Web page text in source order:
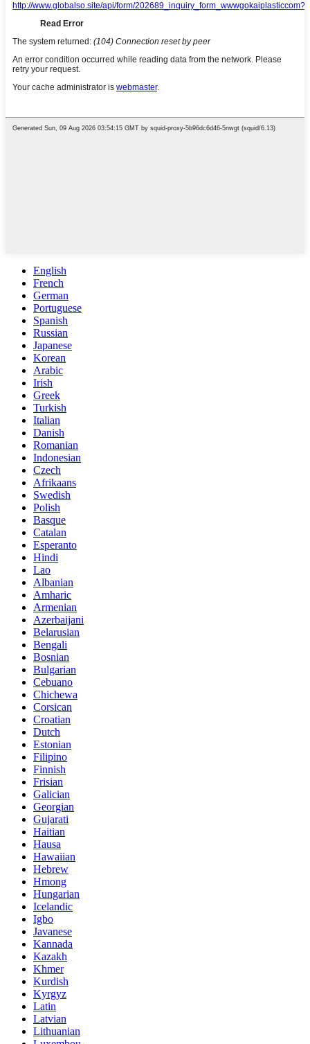
English
French
German
Portuguese
Spanish
Russian
Japanese
Korean
Arabic
Irish
Greek
Turkish
Italian
Danish
Romanian
Indonesian
Czech
Afrikaans
Swedish
Polish
Basque
Catalan
Esperanto
Hindi
Lao
Albanian
Amharic
Armenian
Azerbaijani
Belarusian
Bengali
Bosnian
Bulgarian
Cebuano
Chichewa
Corsican
Croatian
Dutch
Estonian
Filipino
Finnish
Frisian
Galician
Georgian
Gujarati
Haitian
Hausa
Hawaiian
Hebrew
Hmong
Hungarian
Icelandic
Igbo
Javanese
Kannada
Kazakh
Khmer
Kurdish
Kyrgyz
Latin
Latvian
Lithuanian